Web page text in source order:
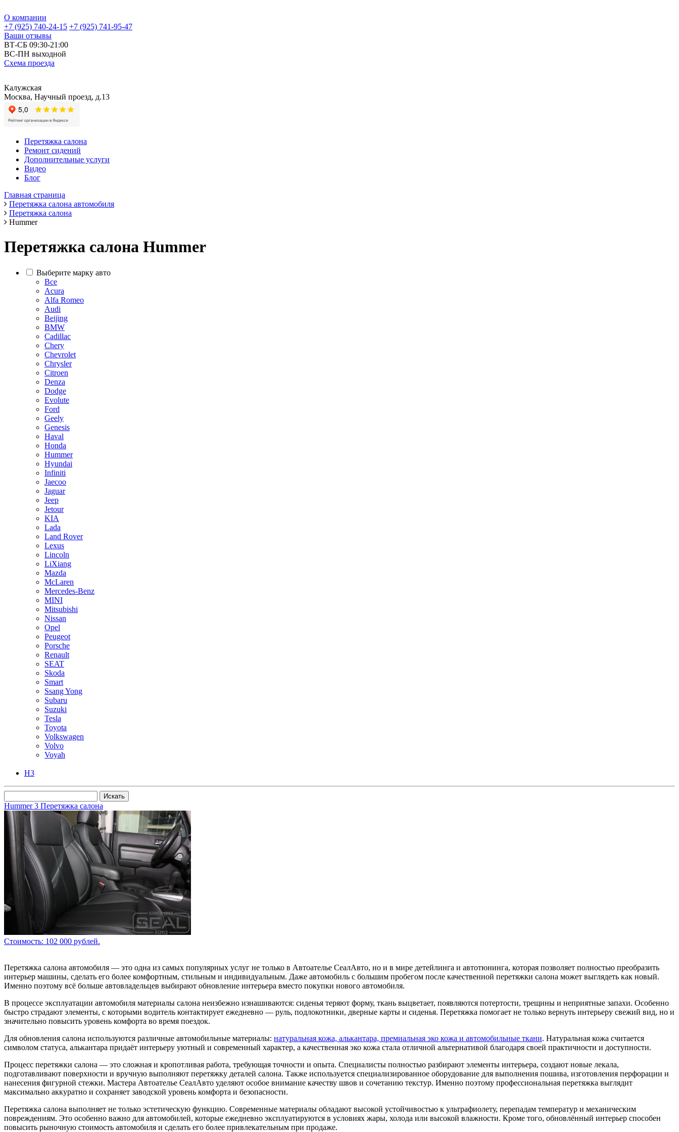
О компании
+7 (925) 740-24-15 +7 (925) 741-95-47
Ваши отзывы
ВТ-СБ 09:30-21:00
ВС-ПН выходной
Схема проезда
Калужская
Москва, Научный проезд, д.13
Перетяжка салона
Ремонт сидений
Дополнительные услуги
Видео
Блог
Главная страница
Перетяжка салона автомобиля
Перетяжка салона
Hummer
Перетяжка салона Hummer
Выберите марку авто
Все
Acura
Alfa Romeo
Audi
Beijing
BMW
Cadillac
Chery
Chevrolet
Chrysler
Citroen
Denza
Dodge
Evolute
Ford
Geely
Genesis
Haval
Honda
Hummer
Hyundai
Infiniti
Jaecoo
Jaguar
Jeep
Jetour
KIA
Lada
Land Rover
Lexus
Lincoln
LiXiang
Mazda
McLaren
Mercedes-Benz
MINI
Mitsubishi
Nissan
Opel
Peugeot
Porsche
Renault
SEAT
Skoda
Smart
Ssang Yong
Subaru
Suzuki
Tesla
Toyota
Volkswagen
Volvo
Voyah
H3
Hummer 3 Перетяжка салона
Стоимость: 102 000 рублей.
Перетяжка салона автомобиля — это одна из самых популярных услуг не только в Автоателье СеалАвто, но и в мире детейлинга и автотюнинга, которая позволяет полностью преобразить
интерьер машины, сделать его более комфортным, стильным и индивидуальным. Даже автомобиль с большим пробегом после качественной перетяжки салона может выглядеть как новый.
Именно поэтому всё больше автовладельцев выбирают обновление интерьера вместо покупки нового автомобиля.
В процессе эксплуатации автомобиля материалы салона неизбежно изнашиваются: сиденья теряют форму, ткань выцветает, появляются потертости, трещины и неприятные запахи. Особенно
быстро страдают элементы, с которыми водитель контактирует ежедневно — руль, подлокотники, дверные карты и сиденья. Перетяжка помогает не только вернуть интерьеру свежий вид, но и
значительно повысить уровень комфорта во время поездок.
Для обновления салона используются различные автомобильные материалы: натуральная кожа, алькантара, премиальная эко кожа и автомобильные ткани. Натуральная кожа считается
символом статуса, алькантара придаёт интерьеру уютный и современный характер, а качественная эко кожа стала отличной альтернативой благодаря своей практичности и доступности.
Процесс перетяжки салона — это сложная и кропотливая работа, требующая точности и опыта. Специалисты полностью разбирают элементы интерьера, создают новые лекала,
подготавливают поверхности и вручную выполняют перетяжку деталей салона. Также используется специализированное оборудование для выполнения пошива, изготовления перфорации и
нанесения фигурной стежки. Мастера Автоателье СеалАвто уделяют особое внимание качеству швов и сочетанию текстур. Именно поэтому профессиональная перетяжка выглядит
максимально аккуратно и сохраняет заводской уровень комфорта и безопасности.
Перетяжка салона выполняет не только эстетическую функцию. Современные материалы обладают высокой устойчивостью к ультрафиолету, перепадам температур и механическим
повреждениям. Это особенно важно для автомобилей, которые ежедневно эксплуатируются в условиях жары, холода или высокой влажности. Кроме того, обновлённый интерьер способен
повысить рыночную стоимость автомобиля и сделать его более привлекательным при продаже.